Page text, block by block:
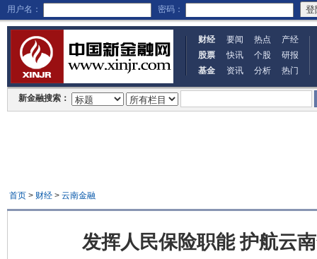
用户名： 密码：
财经 要闻 热点
产经
股票
快讯 个股
研报
基金
资讯 分析 热门
新金融搜索：
首页> 财经> 云南金融
发挥人民保险职能 护航云